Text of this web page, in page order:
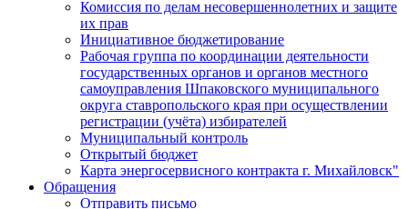
Комиссия по делам несовершеннолетних и защите
их прав
Инициативное бюджетирование
Рабочая группа по координации деятельности
государственных органов и органов местного
самоуправления Шпаковского муниципального
округа ставропольского края при осуществлении
регистрации (учёта) избирателей
Муниципальный контроль
Открытый бюджет
Карта энергосервисного контракта г. Михайловск"
Обращения
Отправить письмо